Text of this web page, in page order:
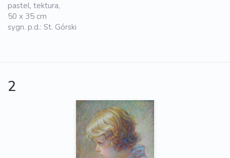
pastel, tektura,
50 x 35 cm
sygn. p.d.: St. Górski
2